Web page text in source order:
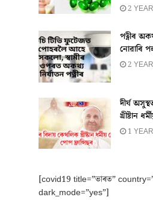
2
পত্নীৰ
নোৱাৰি
2
দীৰ্ঘ
খ্ৰীষ্টান
1
[covid19 title=”ভাৰত”
dark_mode=”yes”]